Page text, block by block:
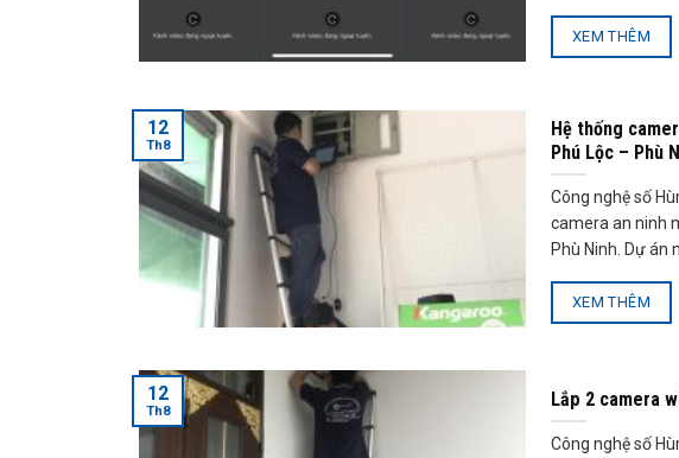
XEM THÊM
Hệ thống
Phú Lộc – Phù
Công nghệ số
camera an ninh
Phù Ninh. Dự án
XEM THÊM
12
Th8
Lắp 2 camera
Công nghệ số
12
Th8